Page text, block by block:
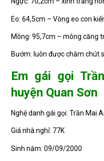
Eo: 64,5cm – Vòng eo con
Mông: 95,7cm – mông căng
Bướm: luôn được chăm chút
Em gái gọi
huyện Quan Sơn
Nghệ danh gái gọi: Trần Mai
Giá nhà nghỉ: 77K
Sinh năm: 09/09/2000